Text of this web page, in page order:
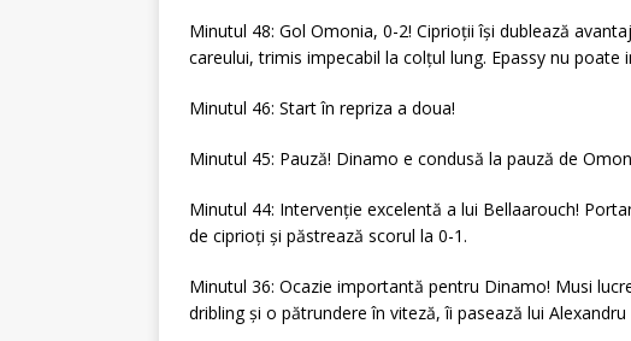
Minutul 48: Gol Omonia, 0-2! Ciprioții își dublează
careului, trimis impecabil la colțul lung. Epassy nu poate
Minutul 46: Start în repriza a doua!
Minutul 45: Pauză! Dinamo e condusă la pauză de
Minutul 44: Intervenție excelentă a lui Bellaarouch!
de ciprioți și păstrează scorul la 0-1.
Minutul 36: Ocazie importantă pentru Dinamo! Musi
dribling și o pătrundere în viteză, îi pasează lui